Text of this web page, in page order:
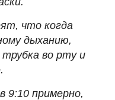
что когда
дыханию,
во рту и
9:10 примерно,